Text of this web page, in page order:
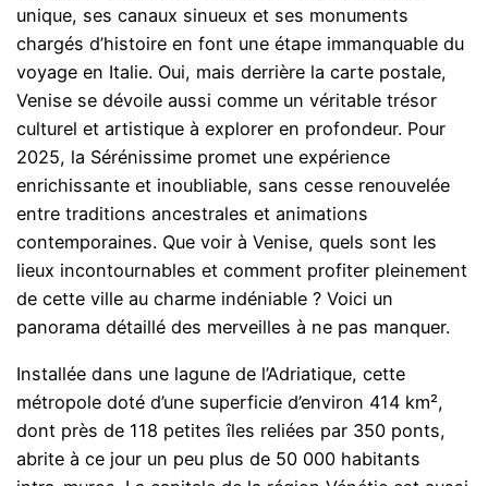
unique, ses canaux sinueux et ses monuments
chargés d’histoire en font une étape immanquable du
voyage en Italie. Oui, mais derrière la carte postale,
Venise se dévoile aussi comme un véritable trésor
culturel et artistique à explorer en profondeur. Pour
2025, la Sérénissime promet une expérience
enrichissante et inoubliable, sans cesse renouvelée
entre traditions ancestrales et animations
contemporaines. Que voir à Venise, quels sont les
lieux incontournables et comment profiter pleinement
de cette ville au charme indéniable ? Voici un
panorama détaillé des merveilles à ne pas manquer.
Installée dans une lagune de l’Adriatique, cette
métropole doté d’une superficie d’environ 414 km²,
dont près de 118 petites îles reliées par 350 ponts,
abrite à ce jour un peu plus de 50 000 habitants